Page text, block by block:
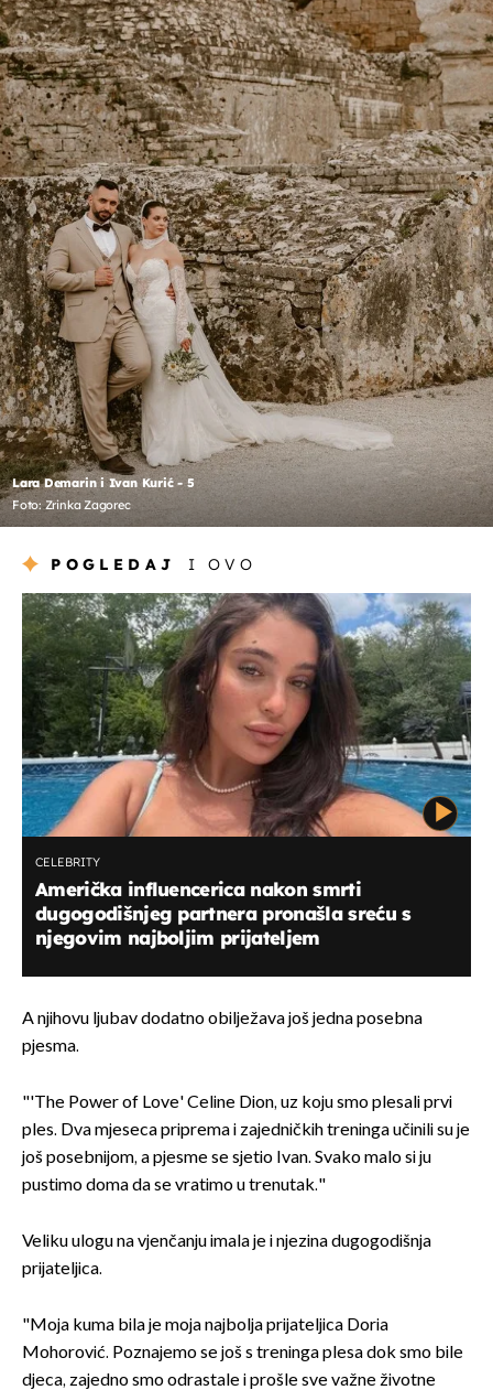
Lara Demarin i Ivan Kurić - 5
Foto: Zrinka Zagorec
POGLEDAJ I OVO
CELEBRITY
Američka influencerica nakon smrti
dugogodišnjeg partnera pronašla sreću s
njegovim najboljim prijateljem
A njihovu ljubav dodatno obilježava još jedna posebna
pjesma.
"'The Power of Love' Celine Dion, uz koju smo plesali prvi
ples. Dva mjeseca priprema i zajedničkih treninga učinili su je
još posebnijom, a pjesme se sjetio Ivan. Svako malo si ju
pustimo doma da se vratimo u trenutak."
Veliku ulogu na vjenčanju imala je i njezina dugogodišnja
prijateljica.
"Moja kuma bila je moja najbolja prijateljica Doria
Mohorović. Poznajemo se još s treninga plesa dok smo bile
djeca, zajedno smo odrastale i prošle sve važne životne